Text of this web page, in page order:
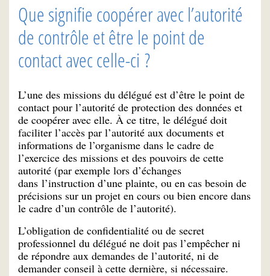
Que signifie coopérer avec l’autorité
de contrôle et être le point de
contact avec celle-ci ?
L’une des missions du délégué est d’être le point de
contact pour l’autorité de protection des données et
de coopérer avec elle. À ce titre, le délégué doit
faciliter l’accès par l’autorité aux documents et
informations de l’organisme dans le cadre de
l’exercice des missions et des pouvoirs de cette
autorité (par exemple lors d’échanges
dans l’instruction d’une plainte, ou en cas besoin de
précisions sur un projet en cours ou bien encore dans
le cadre d’un contrôle de l’autorité).
L’obligation de confidentialité ou de secret
professionnel du délégué ne doit pas l’empêcher ni
de répondre aux demandes de l’autorité, ni de
demander conseil à cette dernière, si nécessaire.